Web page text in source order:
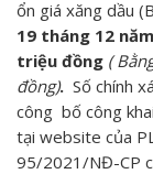
ổn giá xăng dầu
19 tháng 12
triệu đồng (
đồng). Số chính
công bố công
tại website của
95/2021/NĐ-CP